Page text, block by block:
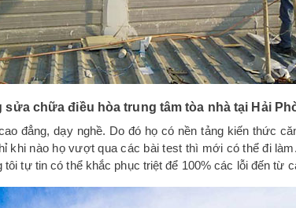
sửa chữa điều hòa trung tâm tòa nhà tại Hải
đẳng, dạy nghề. Do đó họ có nền tảng kiến thức
khi nào họ vượt qua các bài test thì mới có thể đi
tự tin có thể khắc phục triệt để 100% các lỗi đến từ